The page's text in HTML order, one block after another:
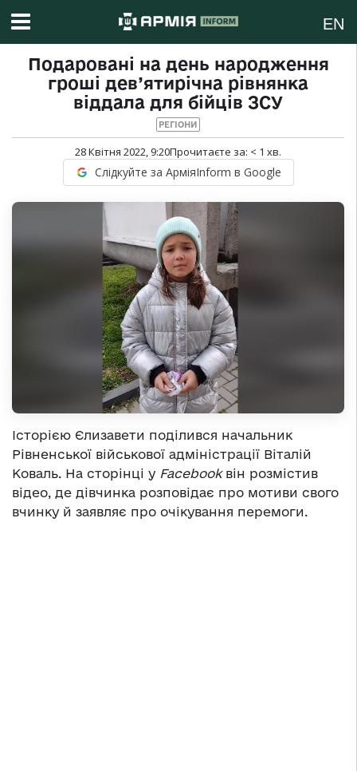
EN
Подаровані на день народження
гроші дев’ятирічна рівнянка
віддала для бійців ЗСУ
РЕГІОНИ
28 Квітня 2022, 9:20Прочитаєте за: < 1 хв.
Слідкуйте за АрміяInform в Google
Історією Єлизавети поділився начальник
Рівненської військової адміністрації Віталій
Коваль. На сторінці у Facebookвін розмістив
відео, де дівчинка розповідає про мотиви свого
вчинку й заявляє про очікування перемоги.